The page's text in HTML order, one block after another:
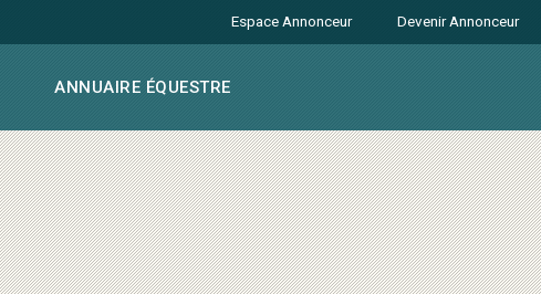
ANNUAIRE ÉQUESTRE
Espace Annonceur Devenir Annonceur